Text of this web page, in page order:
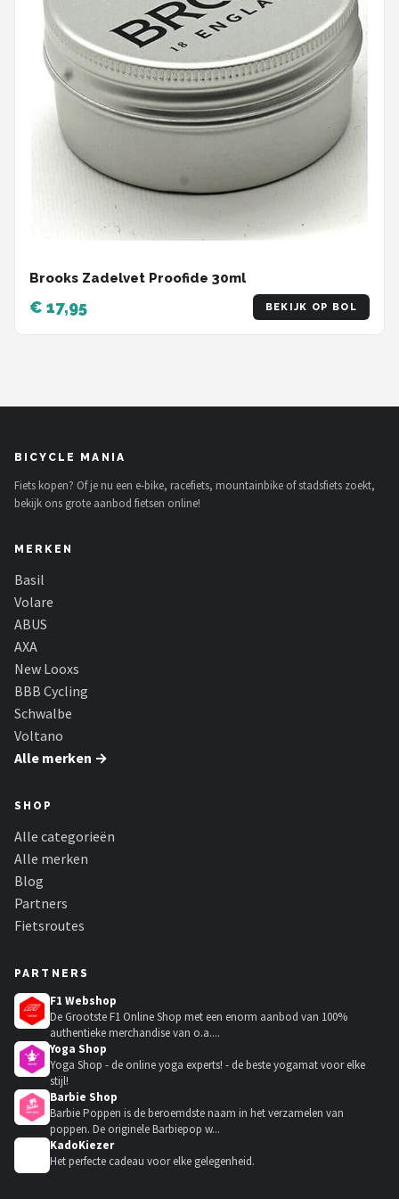
Brooks Zadelvet Proofide 30ml
€ 17,95 BEKIJK OP BOL
BICYCLE MANIA
Fiets kopen? Of je nu een e-bike, racefiets, mountainbike of stadsfiets zoekt,
bekijk ons grote aanbod fietsen online!
MERKEN
Basil
Volare
ABUS
AXA
New Looxs
BBB Cycling
Schwalbe
Voltano
Alle merken →
SHOP
Alle categorieën
Alle merken
Blog
Partners
Fietsroutes
PARTNERS
F1 Webshop
De Grootste F1 Online Shop met een enorm aanbod van 100%
authentieke merchandise van o.a....
Yoga Shop
Yoga Shop - de online yoga experts! - de beste yogamat voor elke
stijl!
Barbie Shop
Barbie Poppen is de beroemdste naam in het verzamelen van
poppen. De originele Barbiepop w...
KadoKiezer
Het perfecte cadeau voor elke gelegenheid.